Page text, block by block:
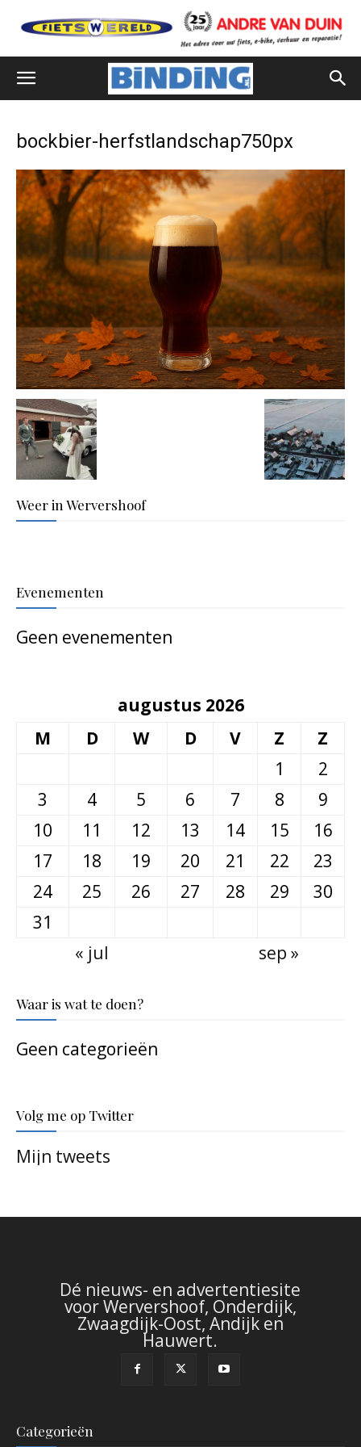
bockbier-herfstlandschap750px
Weer in Wervershoof
Evenementen
Geen evenementen
augustus 2026
M
D W D V Z
Z
1
2
3
4 5 6 7 8
9
10
11 12 13 14 15
16
17
18 19 20 21 22
23
24
25 26 27 28 29
30
31
« jul
sep »
Waar is wat te doen?
Geen categorieën
Volg me op Twitter
Mijn tweets
Dé nieuws- en advertentiesite
voor Wervershoof, Onderdijk,
Zwaagdijk-Oost, Andijk en
Hauwert.
Categorieën